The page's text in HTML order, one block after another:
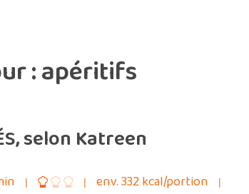
:apéritifs
selon Katreen
env. 332 kcal/portion